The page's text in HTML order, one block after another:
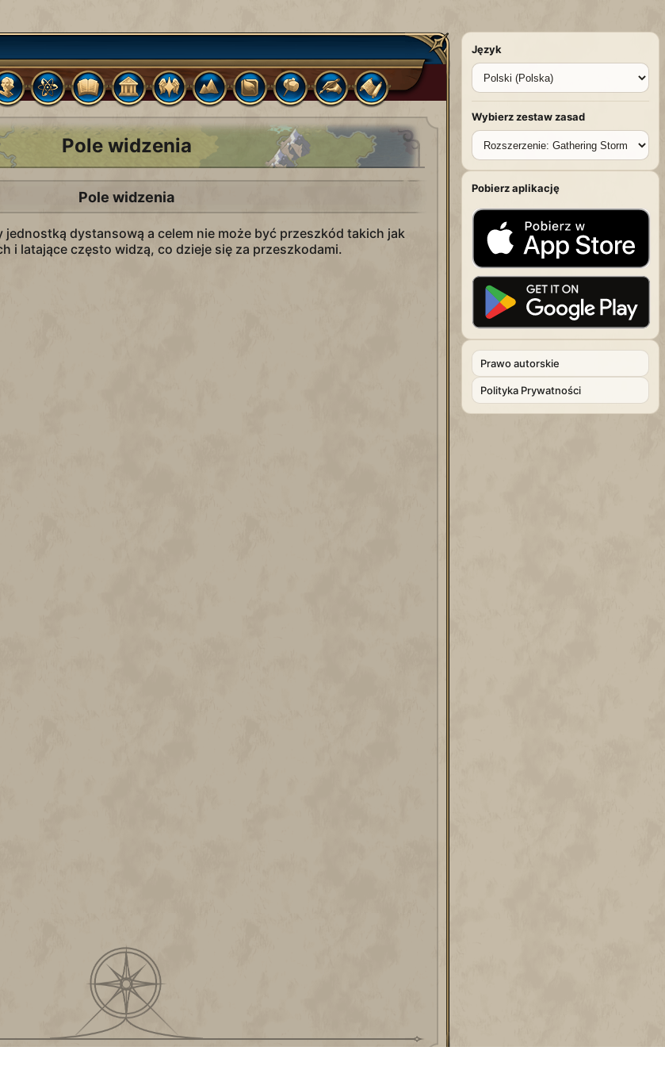
Pole widzenia
Pole widzenia
jednostką dystansową a celem nie może być przeszkód takich jak
i latające często widzą, co dzieje się za przeszkodami.
Język
Wybierz zestaw zasad
Pobierz aplikację
Prawo autorskie
Polityka Prywatności